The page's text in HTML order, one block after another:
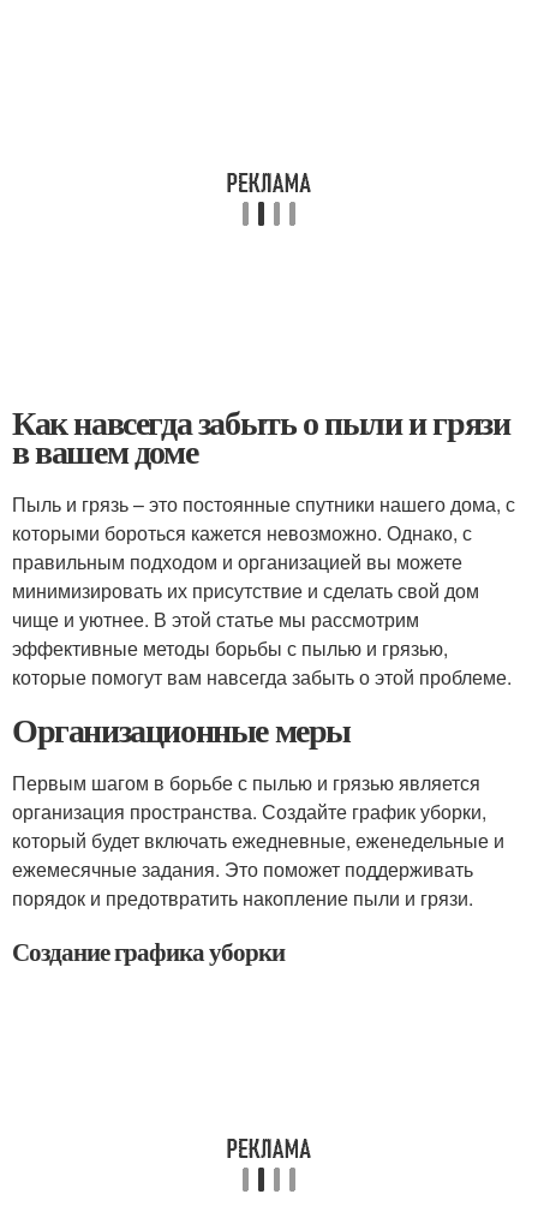
Как навсегда забыть о пыли и грязи
в вашем доме
Пыль и грязь – это постоянные спутники нашего дома, с
которыми бороться кажется невозможно. Однако, с
правильным подходом и организацией вы можете
минимизировать их присутствие и сделать свой дом
чище и уютнее. В этой статье мы рассмотрим
эффективные методы борьбы с пылью и грязью,
которые помогут вам навсегда забыть о этой проблеме.
Организационные меры
Первым шагом в борьбе с пылью и грязью является
организация пространства. Создайте график уборки,
который будет включать ежедневные, еженедельные и
ежемесячные задания. Это поможет поддерживать
порядок и предотвратить накопление пыли и грязи.
Создание графика уборки